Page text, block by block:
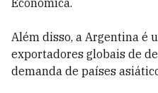
Econômica.
Além disso, a Argentina é
exportadores globais de
demanda de países